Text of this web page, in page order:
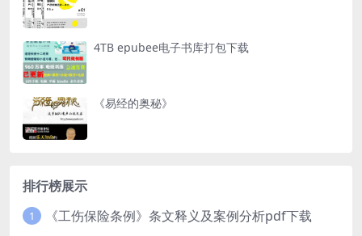
4TB epubee电子书库打包下载
《易经的奥秘》
排行榜展示
1 《工伤保险条例》条文释义及案例分析pdf下载